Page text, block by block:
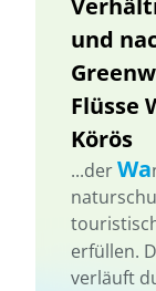
und
Flüsse
Körös
...derWa
erfüllen.
verläuft